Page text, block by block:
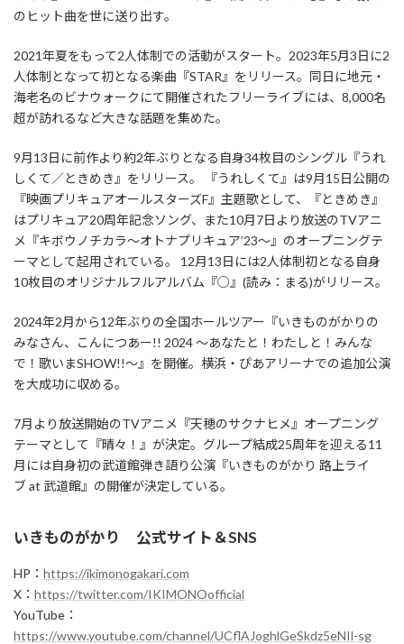
のヒット曲を世に送り出す。
2021年夏をもって2人体制での活動がスタート。2023年5月3日に2
人体制となって初となる楽曲『STAR』をリリース。同日に地元・
海老名のビナウォークにて開催されたフリーライブには、8,000名
超が訪れるなど大きな話題を集めた。
9月13日に前作より約2年ぶりとなる自身34枚目のシングル『うれ
しくて／ときめき』をリリース。 『うれしくて』は9月15日公開の
『映画プリキュアオールスターズF』主題歌として、『ときめき』
はプリキュア20周年記念ソング、また10月7日より放送のTVアニ
メ『キボウノチカラ～オトナプリキュア’23～』のオープニングテ
ーマとして起用されている。 12月13日には2人体制初となる自身
10枚目のオリジナルフルアルバム『○』(読み：まる)がリリース。
2024年2月から12年ぶりの全国ホールツアー『いきものがかりの
みなさん、こんにつあー!! 2024 〜あなたと！わたしと！みんな
で！歌いまSHOW!!〜』を開催。横浜・ぴあアリーナでの追加公演
を大成功に収める。
7月より放送開始のTVアニメ『天穂のサクナヒメ』オープニング
テーマとして『晴々！』が決定。グループ結成25周年を迎える11
月には自身初の武道館弾き語り公演『いきものがかり 路上ライ
ブ at 武道館』の開催が決定している。
いきものがかり 公式サイト＆SNS
HP： https://ikimonogakari.com
X： https://twitter.com/IKIMONOofficial
YouTube：
https://www.youtube.com/channel/UCflAJoghlGeSkdz5eNIl-sg